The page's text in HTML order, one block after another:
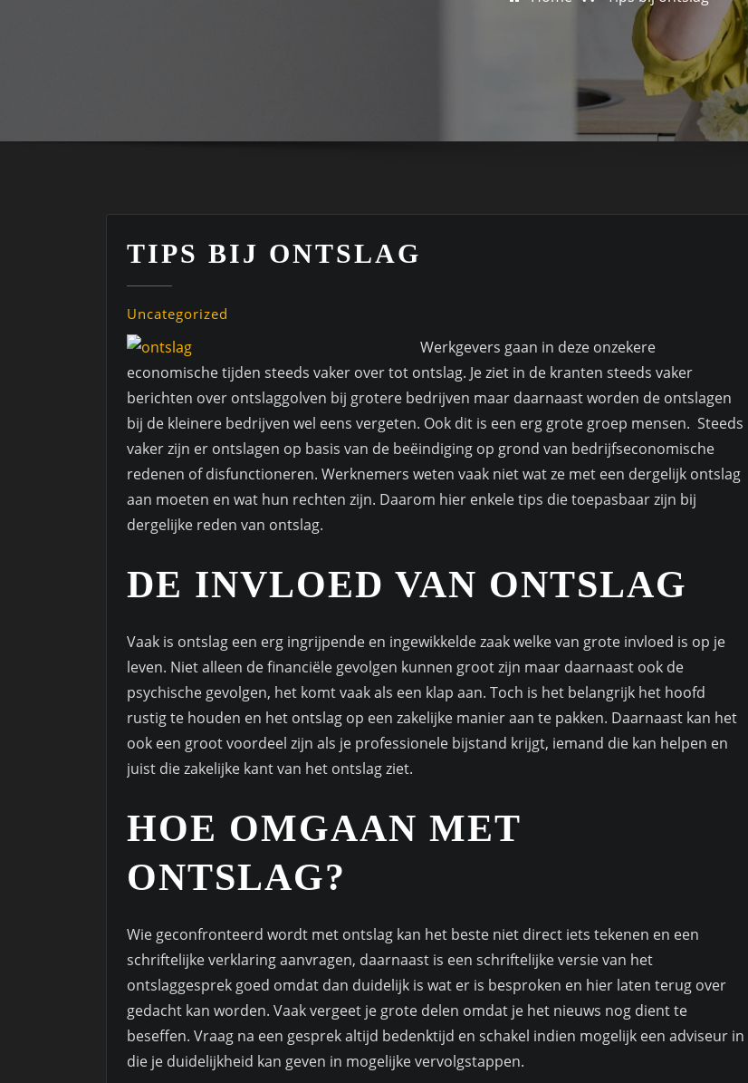
TIPS BIJ ONTSLAG
Uncategorized
Werkgevers gaan in deze onzekere
economische tijden steeds vaker over tot ontslag. Je ziet in de kranten steeds vaker
berichten over ontslaggolven bij grotere bedrijven maar daarnaast worden de ontslagen
bij de kleinere bedrijven wel eens vergeten. Ook dit is een erg grote groep mensen. Steeds
vaker zijn er ontslagen op basis van de beëindiging op grond van bedrijfseconomische
redenen of disfunctioneren. Werknemers weten vaak niet wat ze met een dergelijk ontslag
aan moeten en wat hun rechten zijn. Daarom hier enkele tips die toepasbaar zijn bij
dergelijke reden van ontslag.
DE INVLOED VAN ONTSLAG
Vaak is ontslag een erg ingrijpende en ingewikkelde zaak welke van grote invloed is op je
leven. Niet alleen de financiële gevolgen kunnen groot zijn maar daarnaast ook de
psychische gevolgen, het komt vaak als een klap aan. Toch is het belangrijk het hoofd
rustig te houden en het ontslag op een zakelijke manier aan te pakken. Daarnaast kan het
ook een groot voordeel zijn als je professionele bijstand krijgt, iemand die kan helpen en
juist die zakelijke kant van het ontslag ziet.
HOE OMGAAN MET
ONTSLAG?
Wie geconfronteerd wordt met ontslag kan het beste niet direct iets tekenen en een
schriftelijke verklaring aanvragen, daarnaast is een schriftelijke versie van het
ontslaggesprek goed omdat dan duidelijk is wat er is besproken en hier laten terug over
gedacht kan worden. Vaak vergeet je grote delen omdat je het nieuws nog dient te
beseffen. Vraag na een gesprek altijd bedenktijd en schakel indien mogelijk een adviseur in
die je duidelijkheid kan geven in mogelijke vervolgstappen.